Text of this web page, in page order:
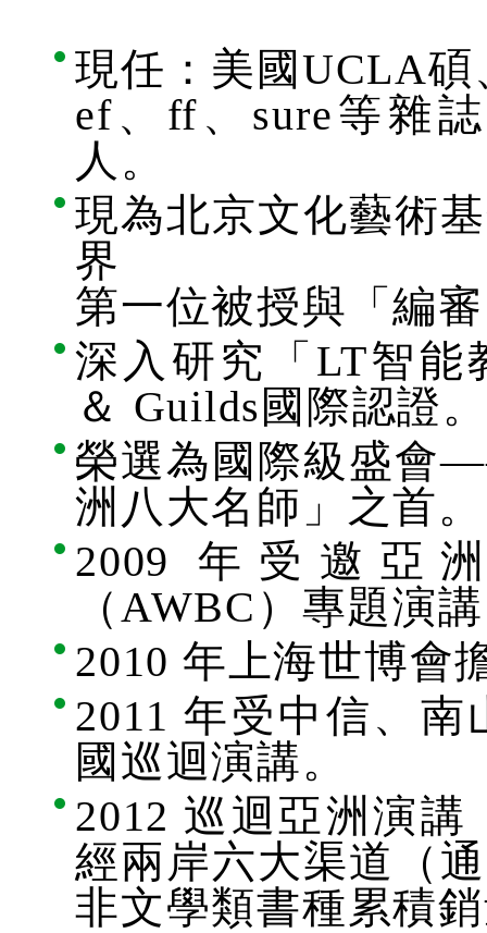
現任：美國UCLA
ef、ff、sure等雜
人。
現為北京文化藝術
界
第一位被授與「編
深入研究「LT智能
＆ Guilds國際認證。
榮選為國際級盛會
洲八大名師」之首。
2009 年受邀亞
（AWBC）專題演
2010 年上海世博會
2011 年受中信、
國巡迴演講。
2012 巡迴亞洲演
經兩岸六大渠道（
非文學類書種累積